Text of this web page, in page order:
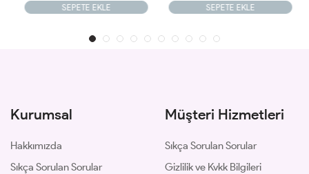
SEPETE EKLE SEPETE EKLE
Kurumsal
Hakkımızda
Sıkça Sorulan Sorular
Müşteri Hizmetleri
Sıkça Sorulan Sorular
Gizlilik ve Kvkk Bilgileri